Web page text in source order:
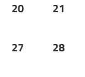
20 21
27 28